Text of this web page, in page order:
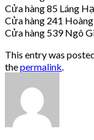
Cửa hàng 85 Láng Hạ
Cửa hàng 241
Cửa hàng 539 Ngô
This entry was
thepermalink